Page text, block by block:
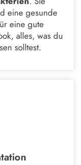
eine gesunde
eine gute
alles, was du
solltest.